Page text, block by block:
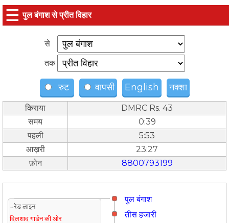
☰ पुल बंगाश से प्रीत विहार
से
तक
रुट वापसी English नक्शा
किराया
DMRC Rs. 43
समय
0:39
पहली
5:53
आख़री
23:27
फ़ोन
8800793199
पुल बंगाश
↓रेड लाइन
दिलशाद गार्डन की ओर
तीस हजारी